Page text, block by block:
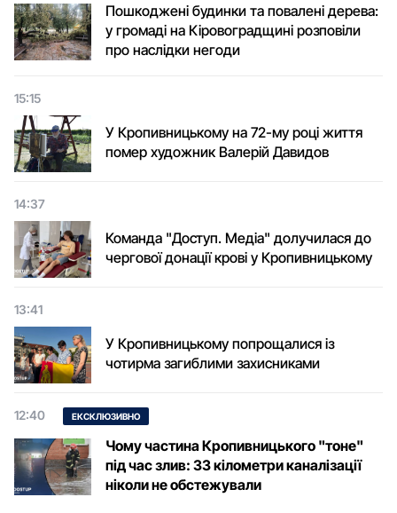
Пошкоджені будинки та повалені дерева:
у громаді на Кіровоградщині розповіли
про наслідки негоди
15:15
У Кропивницькому на 72-му році життя
помер художник Валерій Давидов
14:37
Команда "Доступ. Медіа" долучилася до
чергової донації крові у Кропивницькому
13:41
У Кропивницькому попрощалися із
чотирма загиблими захисниками
12:40 ЕКСКЛЮЗИВНО
Чому частина Кропивницького "тоне"
під час злив: 33 кілометри каналізації
ніколи не обстежували